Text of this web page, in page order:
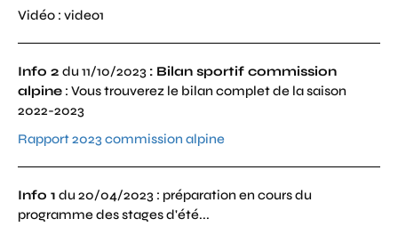
Vidéo : video1
Info 2 du 11/10/2023 : Bilan sportif commission
alpine : Vous trouverez le bilan complet de la saison
2022-2023
Rapport 2023 commission alpine
Info 1 du 20/04/2023 : préparation en cours du
programme des stages d'été...